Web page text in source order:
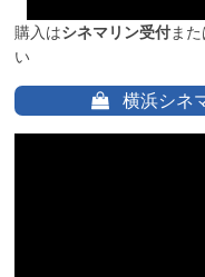
購入はシネマリン受付ま
い
横浜シネ